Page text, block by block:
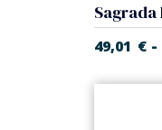
49,01 €-